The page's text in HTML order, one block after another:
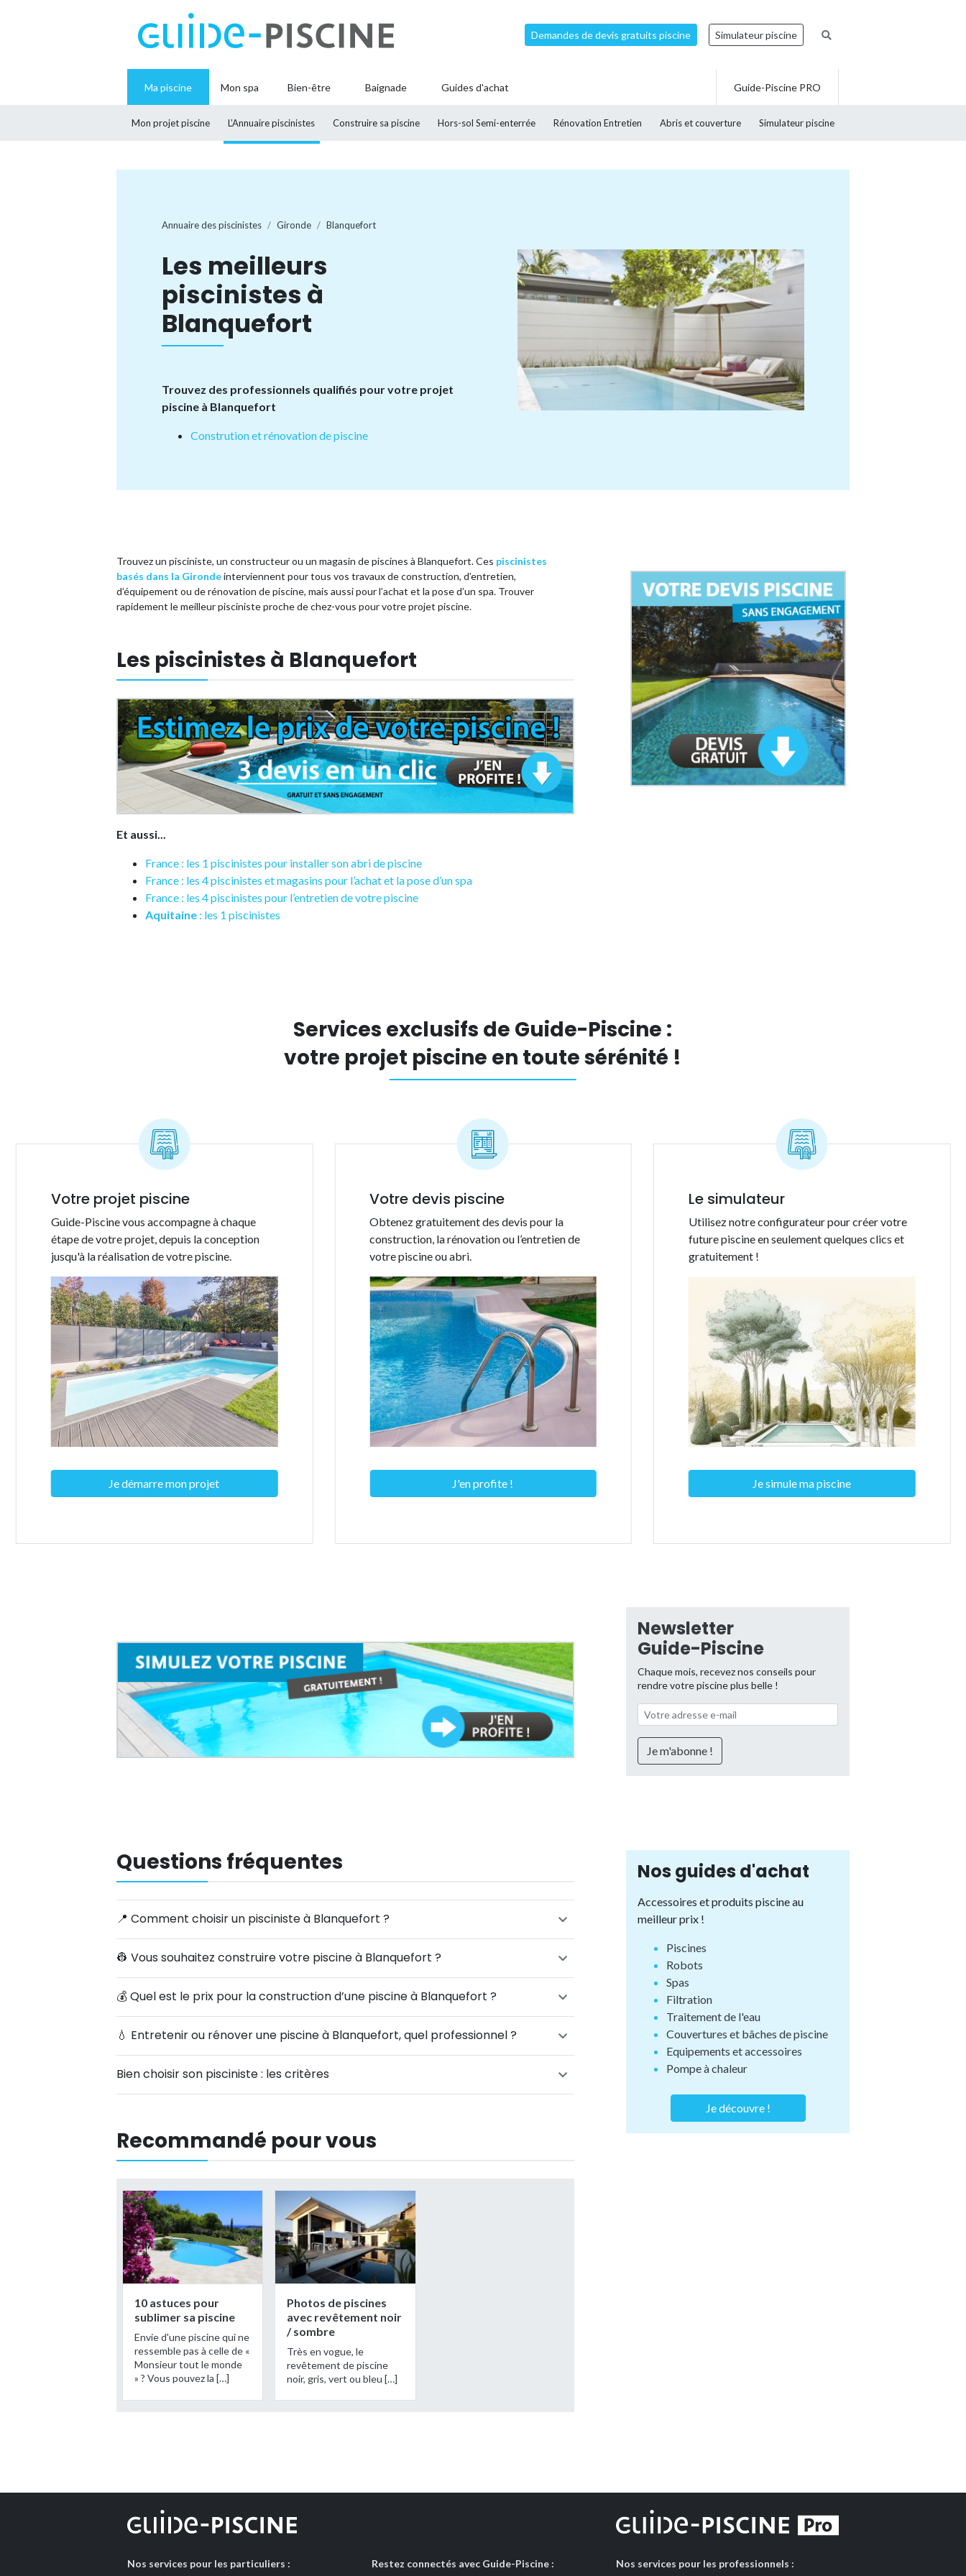
Demandes de devis gratuits piscine Simulateur piscine
Ma piscine
Mon projet piscine L’Annuaire piscinistes Construire sa piscine Hors-sol Semi-enterrée Rénovation Entretien Abris et couverture Simulateur piscine
Mon spa Bien-être Baignade Guides d'achat Guide-Piscine PRO
Annuaire des piscinistes Gironde Blanquefort
Les meilleurs
piscinistes à
Blanquefort
Trouvez des professionnels qualifiés pour votre projet
piscine à Blanquefort
Constrution et rénovation de piscine
Trouvez un pisciniste, un constructeur ou un magasin de piscines à Blanquefort. Ces piscinistes
basés dans la Girondeinterviennent pour tous vos travaux de construction, d’entretien,
d’équipement ou de rénovation de piscine, mais aussi pour l’achat et la pose d’un spa. Trouver
rapidement le meilleur pisciniste proche de chez-vous pour votre projet piscine.
Les piscinistes à Blanquefort
Et aussi...
France : les 1 piscinistes pour installer son abri de piscine
France : les 4 piscinistes et magasins pour l’achat et la pose d’un spa
France : les 4 piscinistes pour l’entretien de votre piscine
Aquitaine : les 1 piscinistes
Services exclusifs de Guide-Piscine :
votre projet piscine en toute sérénité !
Votre projet piscine
Guide-Piscine vous accompagne à chaque
étape de votre projet, depuis la conception
jusqu'à la réalisation de votre piscine.
Je démarre mon projet
Votre devis piscine
Obtenez gratuitement des devis pour la
construction, la rénovation ou l’entretien de
votre piscine ou abri.
J'en profite !
Le simulateur
Utilisez notre configurateur pour créer votre
future piscine en seulement quelques clics et
gratuitement !
Je simule ma piscine
Newsletter
Guide-Piscine
Chaque mois, recevez nos conseils pour
rendre votre piscine plus belle !
Questions fréquentes
📍 Comment choisir un pisciniste à Blanquefort ?
👷‍ Vous souhaitez construire votre piscine à Blanquefort ?
💰 Quel est le prix pour la construction d’une piscine à Blanquefort ?
💧 Entretenir ou rénover une piscine à Blanquefort, quel professionnel ?
Bien choisir son pisciniste : les critères
Recommandé pour vous
10 astuces pour
sublimer sa piscine
Envie d'une piscine qui ne
ressemble pas à celle de «
Monsieur tout le monde
» ? Vous pouvez la […]
Photos de piscines
avec revêtement noir
/ sombre
Très en vogue, le
revêtement de piscine
noir, gris, vert ou bleu […]
Nos guides d'achat
Accessoires et produits piscine au
meilleur prix !
Piscines
Robots
Spas
Filtration
Traitement de l'eau
Couvertures et bâches de piscine
Equipements et accessoires
Pompe à chaleur
Je découvre !
Nos services pour les particuliers :
Restez connectés avec Guide-Piscine :
Nos services pour les professionnels :